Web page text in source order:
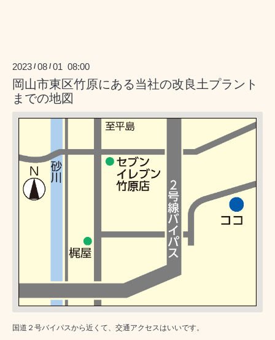
2023 /08 /01 08:00
岡山市東区竹原にある当社の改良土プラント
までの地図
国道２号バイパスから近くて、交通アクセスはいいです。